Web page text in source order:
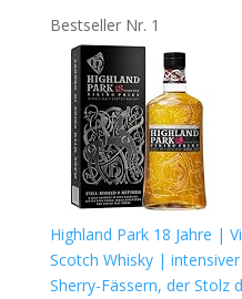
Bestseller Nr. 1
Highland Park 18 Jahre |
Scotch Whisky |
Sherry-Fässern, der Stolz